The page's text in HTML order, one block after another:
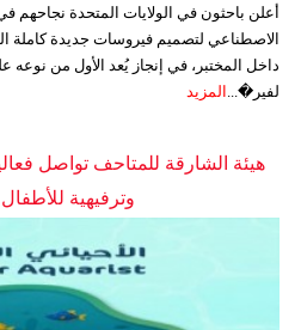
أعلن باحثون في الولايات المتحدة نجاحهم
الاصطناعي لتصميم فيروسات جديدة كاملة
داخل المختبر، في إنجاز يُعد الأول من
لفير�...
المزيد
هيئة الشارقة للمتاحف تواصل
وترفيهية للأطفال